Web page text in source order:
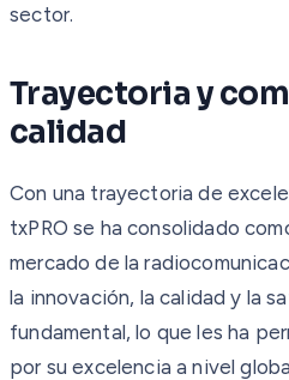
sector.
Trayectoria y
calidad
Con una trayectoria de
txPRO se ha consolidado
mercado de la
la innovación, la calidad y la
fundamental, lo que les ha
por su excelencia a nivel